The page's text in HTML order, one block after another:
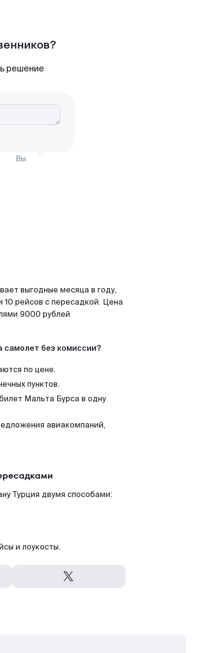
решение
Вы
выгодные месяца в году,
рейсов с пересадкой. Цена
9000 рублей
самолет без комиссии?
по цене.
пунктов.
Мальта Бурса в одну
авиакомпаний,
Турция двумя способами:
и лоукосты.